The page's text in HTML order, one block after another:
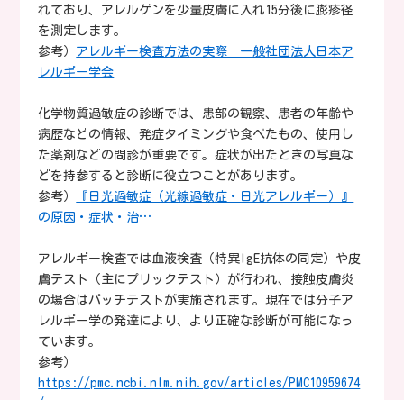
れており、アレルゲンを少量皮膚に入れ15分後に膨疹径
を測定します。
参考） アレルギー検査方法の実際｜一般社団法人日本ア
レルギー学会
化学物質過敏症の診断では、患部の観察、患者の年齢や
病歴などの情報、発症タイミングや食べたもの、使用し
た薬剤などの問診が重要です。症状が出たときの写真な
どを持参すると診断に役立つことがあります。
参考）
『日光過敏症（光線過敏症・日光アレルギー）』
の原因・症状・治…
アレルギー検査では血液検査（特異IgE抗体の同定）や皮
膚テスト（主にプリックテスト）が行われ、接触皮膚炎
の場合はパッチテストが実施されます。現在では分子ア
レルギー学の発達により、より正確な診断が可能になっ
ています。
参考）
https://pmc.ncbi.nlm.nih.gov/articles/PMC10959674